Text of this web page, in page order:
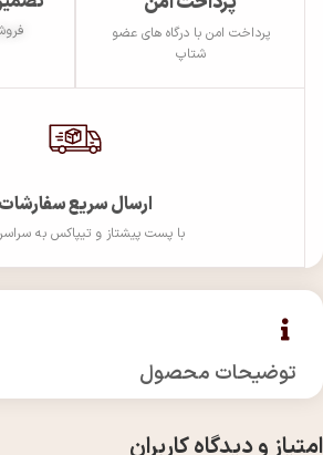
پرداخت امن با درگاه های عضو
شتاپ
ارسال سریع سفارشات
با پست پیشتاز و تیپاکس به
توضیحات محصول
امتیاز و دیدگاه کاربران